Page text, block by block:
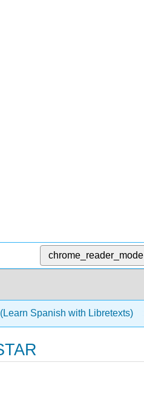
chrome_reader_mode
Spanish with Libretexts)